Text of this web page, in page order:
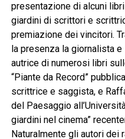
presentazione di alcuni
giardini di scrittori e
premiazione dei vincitori.
la presenza la giornalista
autrice di numerosi libri
“Piante da Record”
scrittrice e saggista, e
del Paesaggio
giardini nel cinema”
Naturalmente gli autori dei